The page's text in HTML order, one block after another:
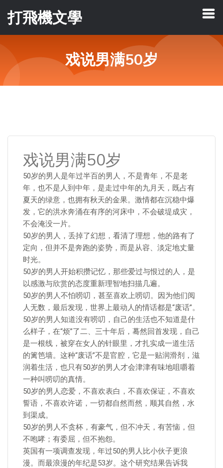
打飛機文學
戏说男满50岁
戏说男满50岁
50岁的男人是年过半百的男人，不是青年，不是老
年，也不是人到中年，是走过中年的九月天，既占有
夏天的绿意，也拥有秋天的金果。激情都在沉稳中爆
发，它的洪水奔涌在有序的河床中，不会破堤成灾，
不会淹没一片。
50岁的男人，丢掉了幻想，看清了理想，他的路有了
定向，但并不是奔跑的姿势，而是从容、淡定地丈量
时光。
50岁的男人开始积攒记忆，那些爱过与恨过的人，是
以感激与欣赏的态度重新理智地扫描几遍。
50岁的男人不怕唠叨，甚至喜欢上唠叨。因为他们阅
人无数，最后发现，世界上最动人的情话都是“废话”。
50岁的男人知道没有唠叨，自己的生活也不知道是什
么样子，在“烦”了二、三十年后，蓦然回首发现，自己
是一根线，被穿在女人的针眼里，才扎实成一道生活
的篱笆墙。这种“废话”不是官腔，它是一贴润滑剂，滋
润着生活，也只有50岁的男人才会津津有味地咀嚼着
一种叫唠叨的真情。
50岁的男人恋爱，不喜欢表白，不喜欢保证，不喜欢
誓语，不喜欢许诺，一切都自然而然，顺其自然，水
到渠成。
50岁的男人不贪杯，有豪气，但不冲天，有苦恼，但
不咆哮；有委屈，但不抱怨。
英国有一项调查发现，年过50的男人比小伙子更浪
漫。而最浪漫的年纪是53岁。这个研究结果告诉我